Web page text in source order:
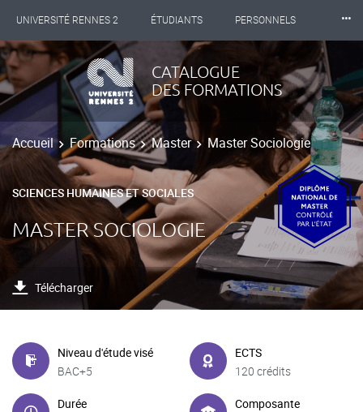
UNIVERSITÉ RENNES 2 ÉTUDIANTS PERSONNELS
INTERNATIONAL PROFESSIONNELS BIBLIOTHÈQUES
LES NOUVELLES DE RENNES 2
⸱⸱⸱
CATALOGUE
DES FORMATIONS
Accueil Formations Master Master Sociologie
SCIENCES HUMAINES ET SOCIALES
MASTER SOCIOLOGIE
Télécharger
Niveau d'étude visé
BAC+5
ECTS
120 crédits
Durée
Composante